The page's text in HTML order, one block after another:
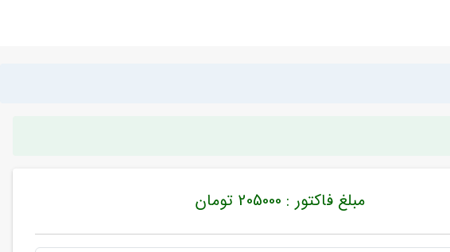
مبلغ فاکتور : 205000 تومان